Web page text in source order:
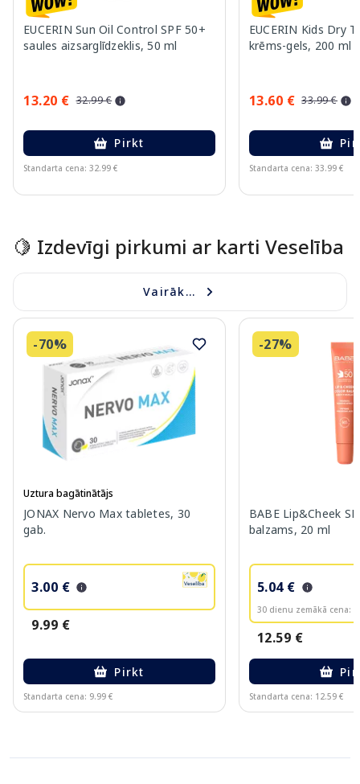
EUCERIN Sun Oil Control SPF 50+
saules aizsarglīdzeklis, 50 ml
13.20 € 32.99 €
Pirkt
Standarta cena: 32.99 €
EUCERIN Kids Dry
krēms-gels, 200 ml
13.60 € 33.99 €
Standarta cena: 33.99 €
🍋 Izdevīgi pirkumi ar karti Veselība
Vairāk...
-70%
Uztura bagātinātājs
JONAX Nervo Max tabletes, 30
gab.
3.00 €
9.99 €
Pirkt
Standarta cena: 9.99 €
-27%
BABE Lip&Cheek
balzams, 20 ml
5.04 €
30 dienu zemākā cena:
12.59 €
Standarta cena: 12.59 €